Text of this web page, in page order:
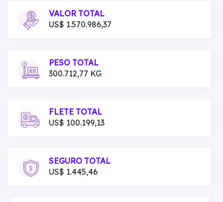
VALOR TOTAL
US$ 1.570.986,37
PESO TOTAL
300.712,77 KG
FLETE TOTAL
US$ 100.199,13
SEGURO TOTAL
US$ 1.445,46